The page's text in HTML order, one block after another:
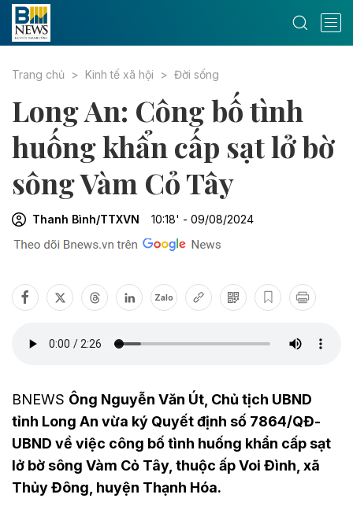
Trang chủ Kinh tế xã hội Đời sống
Long An: Công bố tình
huống khẩn cấp sạt lở bờ
sông Vàm Cỏ Tây
Thanh Bình/TTXVN 10:18' - 09/08/2024
Zalo
BNEWS Ông Nguyễn Văn Út, Chủ tịch UBND
tỉnh Long An vừa ký Quyết định số 7864/QĐ-
UBND về việc công bố tình huống khẩn cấp sạt
lở bờ sông Vàm Cỏ Tây, thuộc ấp Voi Đình, xã
Thủy Đông, huyện Thạnh Hóa.